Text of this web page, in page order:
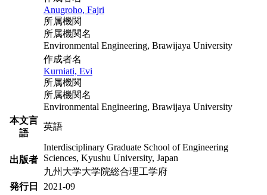
Anugroho, Fajri
所属機関
所属機関名
Environmental Engineering, Brawijaya University
作成者名
Kurniati, Evi
所属機関
所属機関名
Environmental Engineering, Brawijaya University
本文言
語
英語
出版者
Interdisciplinary Graduate School of Engineering
Sciences, Kyushu University, Japan
九州大学大学院総合理工学府
発行日
2021-09